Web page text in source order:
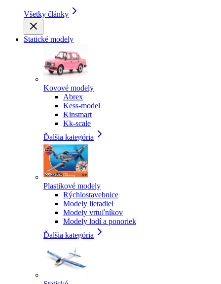
Všetky články
Statické modely
Kovové modely
Abrex
Kess-model
Kinsmart
Kk-scale
Ďalšia kategória
Plastikové modely
Rýchlostavebnice
Modely lietadiel
Modely vrtuľníkov
Modely lodí a ponoriek
Ďalšia kategória